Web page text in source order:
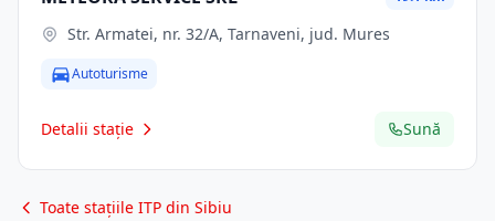
Str. Armatei, nr. 32/A, Tarnaveni, jud. Mures
Autoturisme
Detalii stație Sună
Toate stațiile ITP din Sibiu